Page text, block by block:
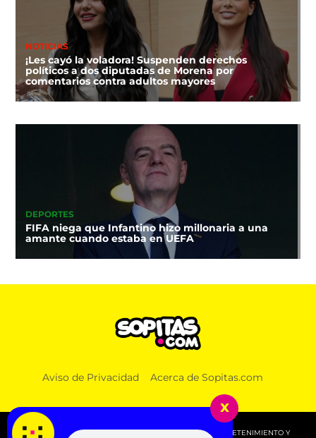
NOTICIAS
¡Les cayó la voladora! Suspenden derechos
políticos a dos diputadas de Morena por
comentarios contra adultos mayores
DEPORTES
FIFA niega que Infantino hizo millonaria a una
amante cuando estaba en UEFA
Aviso de Privacidad Acerca de Sopitas.com
© 2026 SOPITAS.COM - MÚSICA, NOTICIAS, DEPORTES, ENTRETENIMIENTO Y
x